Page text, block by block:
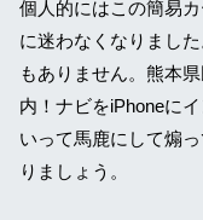
個人的にはこの簡易
に迷わなくなりまし
もありません。熊本
内！ナビをiPhoneに
いって馬鹿にして煽
りましょう。